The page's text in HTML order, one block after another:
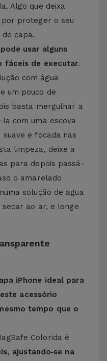
Algo que deixa
proteger o seu
capa.
usar alguns
fáceis de executar.
com água
um pouco de
basta mergulhar a
com uma escova
e focada nas
limpeza, deixe a
para depois passá-
o amarelado
solução de água
ao ar, e longe
iPhone ideal para
este acessório
tempo que o
Colorida é
ajustando‑se na